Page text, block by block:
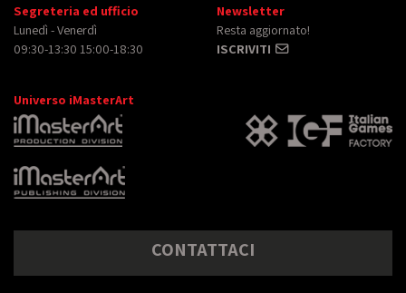
Segreteria ed ufficio
Lunedì - Venerdì
09:30-13:30 15:00-18:30
Newsletter
Resta aggiornato!
ISCRIVITI
Universo iMasterArt
CONTATTACI